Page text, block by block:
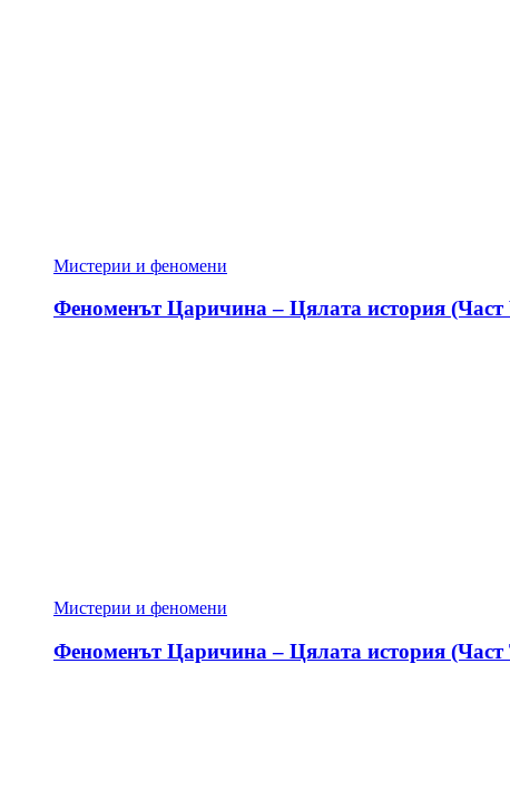
Мистерии и феномени
Феноменът Царичина – Цялата история (Част
Мистерии и феномени
Феноменът Царичина – Цялата история (Част